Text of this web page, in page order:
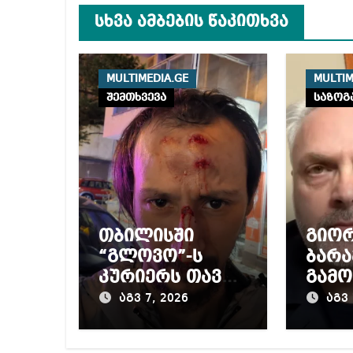
სხვა ამბების წაკითხვა
MULTIMEDIA.GE
შემთხვევა
თბილისში
“გლოვო”-ს
კურიერს თავს
დაესხნენ
აგვ 7, 2026 აგვ